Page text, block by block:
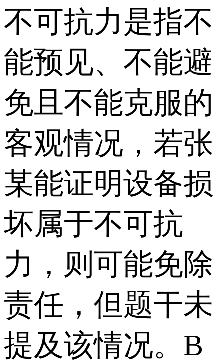
不可抗力是指不
能预见、不能避
免且不能克服的
客观情况，若张
某能证明设备损
坏属于不可抗
力，则可能免除
责任，但题干未
提及该情况。B